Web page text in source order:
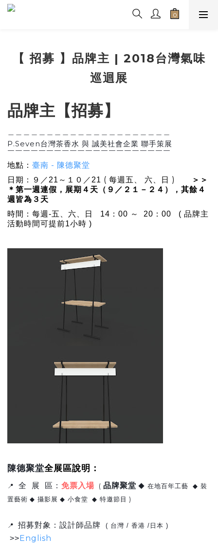
【 招募 】品牌主 | 2018台灣氣味
巡迴展
品牌主【招募】
P.Seven台灣茶香水 與 誠美社會企業 聯手策展
￣￣￣￣￣￣￣￣￣￣￣￣￣￣￣￣￣￣￣￣￣
地點： 臺南 - 陳德聚堂
日期：９／21～１０／21 ( 每週五、 六、日 )
＞＞
＊第一週連假，展期 ４天（ ９／２１－２４），其餘４
週皆為３天
時間：每週-五、六、 日 14 ： 00 ～ 20 ：00 ( 品牌主
活動時間可提前1小時 )
陳德聚堂全展區說明：
📍 全 展 區： 免票入場 ( 品牌聚堂 ◆ 在地百年工藝 ◆ 裝
置藝術 ◆ 攝影展 ◆ 小食堂 ◆ 特邀節目 )
📍 招募對象：設計師品牌 ( 台灣 / 香港 /日本 )
>>English